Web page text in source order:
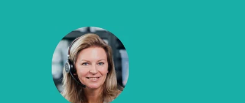
ontsteking van het hart,
de plaats waar deze uit het
Fase III (na jaren jaar):
Artritis (gewrichtsontstekingen),
een weinig bekende, late cutane